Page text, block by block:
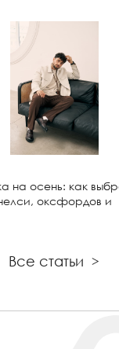
на осень: как
оксфордов и
Все статьи >